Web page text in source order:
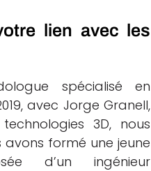
lien avec les
spécialisé en
avec Jorge Granell,
3D, nous
formé une jeune
d’un ingénieur